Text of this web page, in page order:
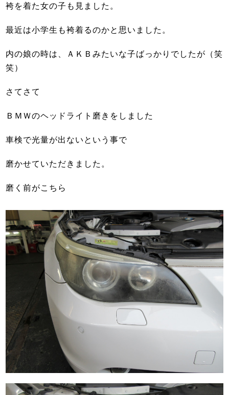
袴を着た女の子も見ました。
最近は小学生も袴着るのかと思いました。
内の娘の時は、ＡＫＢみたいな子ばっかりでしたが（笑
笑）
さてさて
ＢＭＷのヘッドライト磨きをしました
車検で光量が出ないという事で
磨かせていただきました。
磨く前がこちら